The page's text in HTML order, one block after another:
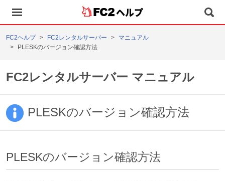
ヘルプ
FC2ヘルプ FC2レンタルサーバー
マニュアル
PLESKのバージョン確認方法
FC2レンタルサーバー マニュアル
PLESKのバージョン確認方法
PLESKのバージョン確認方法